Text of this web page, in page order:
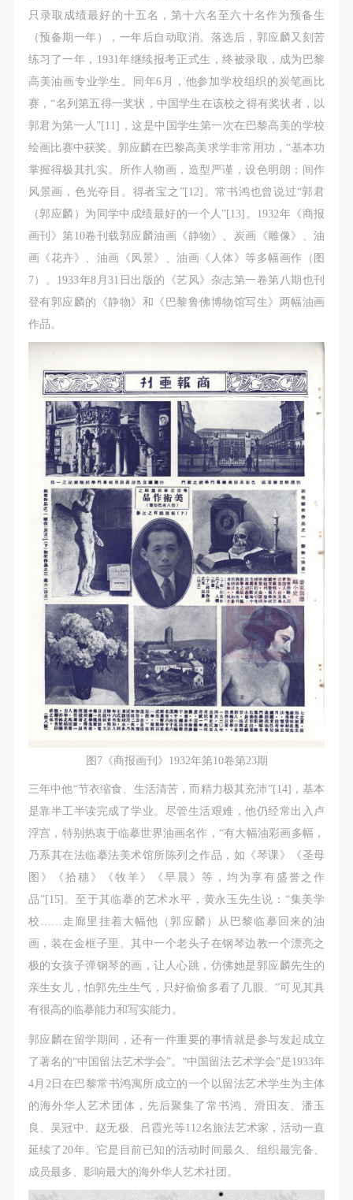
只录取成绩最好的十五名，第十六名至六十名作为预备生
（预备期一年），一年后自动取消。落选后，郭应麟又刻苦
练习了一年，1931年继续报考正式生，终被录取，成为巴黎
高美油画专业学生。同年6月，他参加学校组织的炭笔画比
赛，“名列第五得一奖状，中国学生在该校之得有奖状者，以
郭君为第一人”[11]，这是中国学生第一次在巴黎高美的学校
绘画比赛中获奖。郭应麟在巴黎高美求学非常用功，“基本功
掌握得极其扎实。所作人物画，造型严谨，设色明朗；间作
风景画，色光夺目。得者宝之”[12]。常书鸿也曾说过“郭君
（郭应麟）为同学中成绩最好的一个人”[13]。1932年《商报
画刊》第10卷刊载郭应麟油画《静物》、炭画《雕像》、油
画《花卉》、油画《风景》、油画《人体》等多幅画作（图
7）。1933年8月31日出版的《艺风》杂志第一卷第八期也刊
登有郭应麟的《静物》和《巴黎鲁佛博物馆写生》两幅油画
作品。
图7《商报画刊》1932年第10卷第23期
三年中他“节衣缩食、生活清苦，而精力极其充沛”[14]，基本
是靠半工半读完成了学业。尽管生活艰难，他仍经常出入卢
浮宫，特别热衷于临摹世界油画名作，“有大幅油彩画多幅，
乃系其在法临摹法美术馆所陈列之作品，如《琴课》《圣母
图》《拾穗》《牧羊》《早晨》等，均为享有盛誉之作
品”[15]。至于其临摹的艺术水平，黄永玉先生说：“集美学
校……走廊里挂着大幅他（郭应麟）从巴黎临摹回来的油
画，装在金框子里。其中一个老头子在钢琴边教一个漂亮之
极的女孩子弹钢琴的画，让人心跳，仿佛她是郭应麟先生的
亲生女儿，怕郭先生生气，只好偷偷多看了几眼。”可见其具
有很高的临摹能力和写实能力。
郭应麟在留学期间，还有一件重要的事情就是参与发起成立
了著名的“中国留法艺术学会”。“中国留法艺术学会”是1933年
4月2日在巴黎常书鸿寓所成立的一个以留法艺术学生为主体
的海外华人艺术团体，先后聚集了常书鸿、滑田友、潘玉
良、吴冠中、赵无极、吕霞光等112名旅法艺术家，活动一直
延续了20年。它是目前已知的活动时间最久、组织最完备、
成员最多、影响最大的海外华人艺术社团。